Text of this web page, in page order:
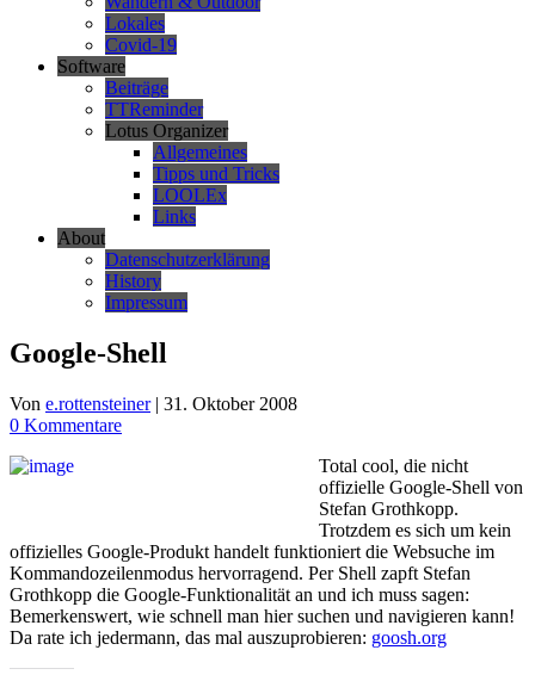
Lokales
Covid-19
Software
Beiträge
TTReminder
Lotus Organizer
Allgemeines
Tipps und Tricks
LOOLEx
Links
About
Datenschutzerklärung
History
Impressum
Google-Shell
Von e.rottensteiner | 31. Oktober 2008
0 Kommentare
Total cool, die nicht
offizielle Google-Shell von
Stefan Grothkopp.
Trotzdem es sich um kein
offizielles Google-Produkt handelt funktioniert die Websuche im
Kommandozeilenmodus hervorragend. Per Shell zapft Stefan
Grothkopp die Google-Funktionalität an und ich muss sagen:
Bemerkenswert, wie schnell man hier suchen und navigieren kann!
Da rate ich jedermann, das mal auszuprobieren: goosh.org